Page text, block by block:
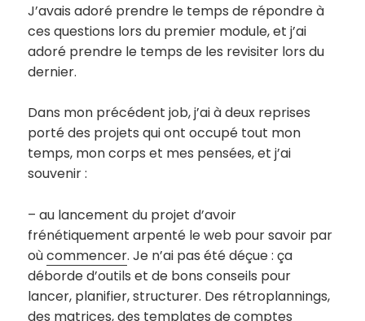
J’avais adoré prendre le temps de répondre à
ces questions lors du premier module, et j’ai
adoré prendre le temps de les revisiter lors du
dernier.
Dans mon précédent job, j’ai à deux reprises
porté des projets qui ont occupé tout mon
temps, mon corps et mes pensées, et j’ai
souvenir :
– au lancement du projet d’avoir
frénétiquement arpenté le web pour savoir par
oùcommencer. Je n’ai pas été déçue : ça
déborde d’outils et de bons conseils pour
lancer, planifier, structurer. Des rétroplannings,
des matrices, des templates de comptes